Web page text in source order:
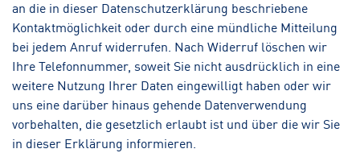
an die in dieser Datenschutzerklärung beschriebene
Kontaktmöglichkeit oder durch eine mündliche Mitteilung
bei jedem Anruf widerrufen. Nach Widerruf löschen wir
Ihre Telefonnummer, soweit Sie nicht ausdrücklich in eine
weitere Nutzung Ihrer Daten eingewilligt haben oder wir
uns eine darüber hinaus gehende Datenverwendung
vorbehalten, die gesetzlich erlaubt ist und über die wir Sie
in dieser Erklärung informieren.